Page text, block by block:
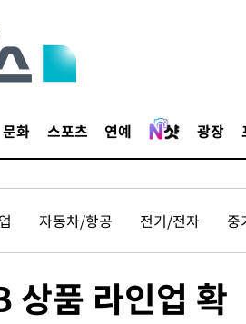
문화 스포츠 연예 광장
자동차/항공 전기/전자 중
품 라인업 확